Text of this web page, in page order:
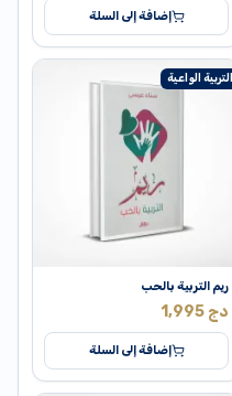
إضافة إلى السلة
التربية الواعية
ريم التربية بالحب
1,995 دج
إضافة إلى السلة